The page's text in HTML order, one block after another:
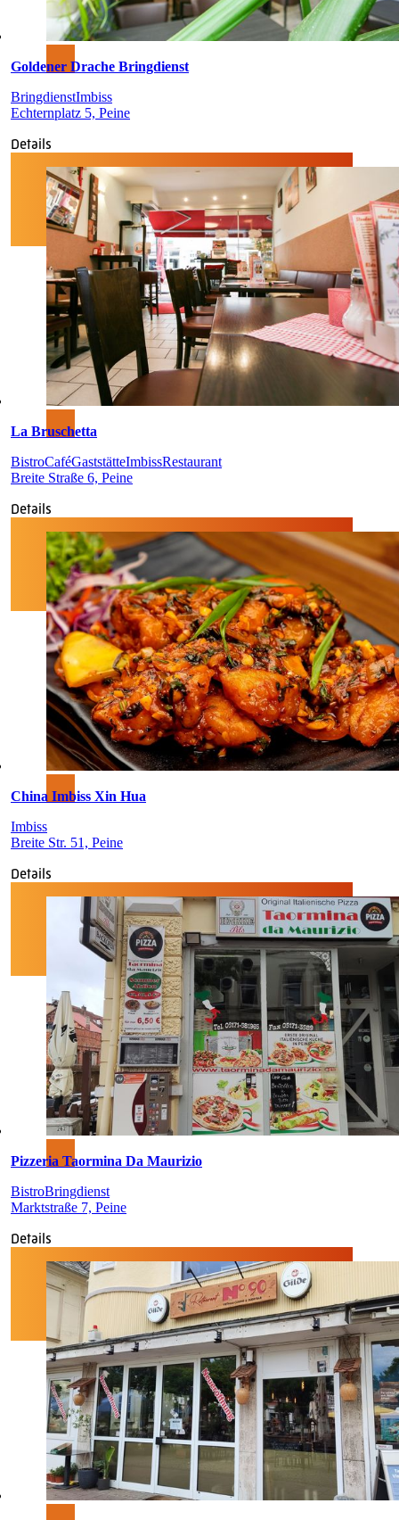
Goldener Drache Bringdienst
BringdienstImbiss
Echternplatz 5, Peine
Details
La Bruschetta
BistroCaféGaststätteImbissRestaurant
Breite Straße 6, Peine
Details
China Imbiss Xin Hua
Imbiss
Breite Str. 51, Peine
Details
Pizzeria Taormina Da Maurizio
BistroBringdienst
Marktstraße 7, Peine
Details